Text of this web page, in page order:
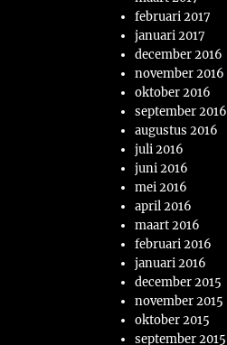
februari 2017
januari 2017
december 2016
november 2016
oktober 2016
september 2016
augustus 2016
juli 2016
juni 2016
mei 2016
april 2016
maart 2016
februari 2016
januari 2016
december 2015
november 2015
oktober 2015
september 2015